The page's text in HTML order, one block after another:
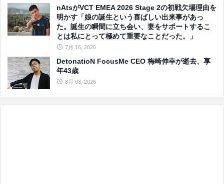
nAtsがVCT EMEA 2026 Stage 2の初戦欠場理由を
明かす「娘の誕生という喜ばしい出来事があっ
た。誕生の瞬間に立ち会い、妻をサポートするこ
とは私にとって極めて重要なことだった。」
7月 16, 2026
DetonatioN FocusMe CEO 梅崎伸幸が逝去、享
年43歳
8月 03, 2026